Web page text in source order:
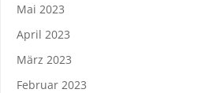
Mai 2023
April 2023
März 2023
Februar 2023